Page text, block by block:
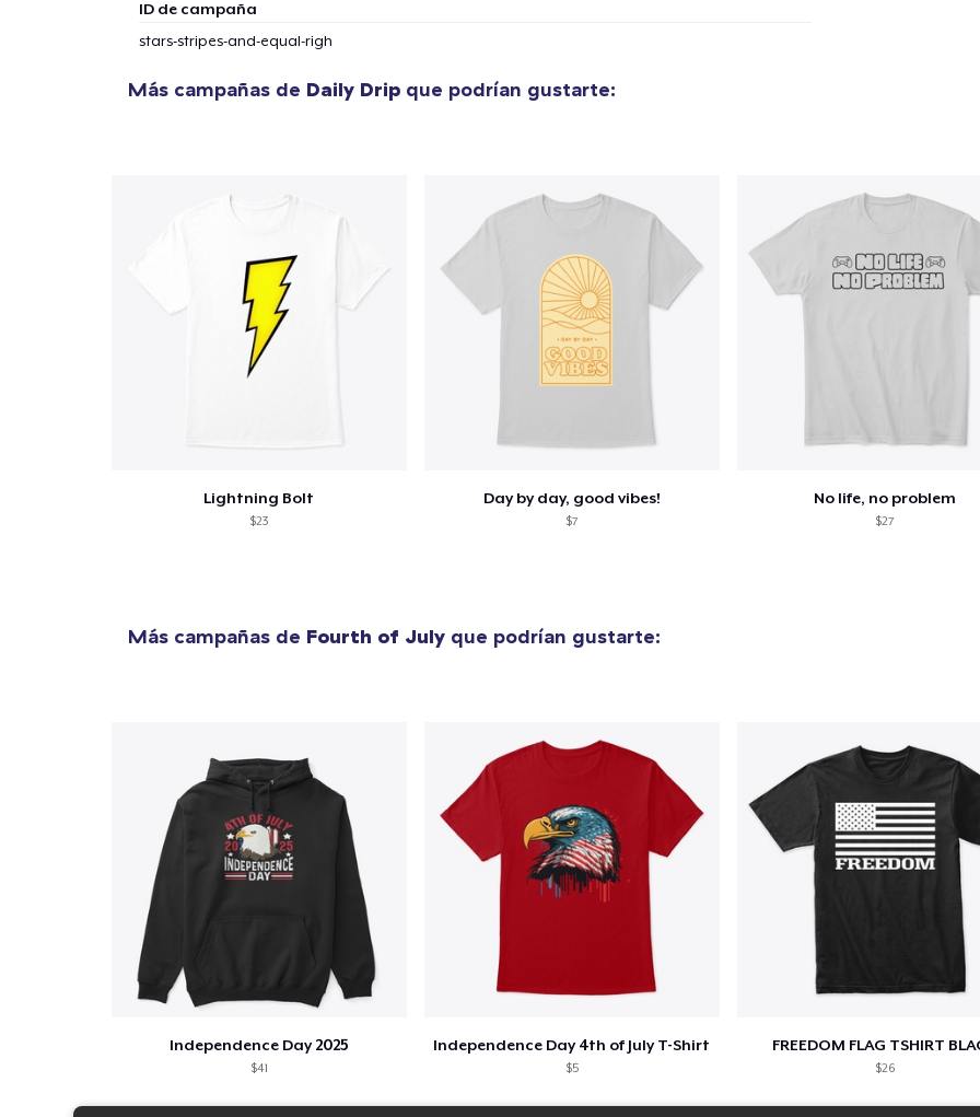
ID de campaña
stars-stripes-and-equal-righ
Más campañas de Daily Drip que podrían gustarte:
Lightning Bolt
$23
Day by day, good vibes!
$7
No life, no problem
$27
Más campañas de Fourth of July que podrían gustarte:
Independence Day 2025
$41
Independence Day 4th of July T-Shirt
$5
FREEDOM FLAG TSHIRT
$26
Die Cut Sticker
15,99 US$
Unisex Classic Crewneck Sweatshirt
23,99 US$
Women's Classic Tee
16,99 US$
Classic Long Sleeve Tee